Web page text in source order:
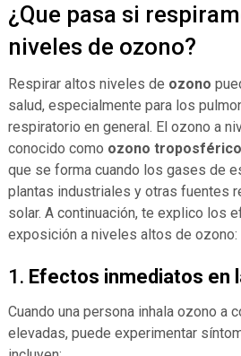
¿Que pasa si
niveles de ozono?
Respirar altos niveles de ozono
salud, especialmente para los
respiratorio en general. El ozono a
conocido como ozono troposférico
que se forma cuando los gases de
plantas industriales y otras fuentes
solar. A continuación, te explico los
exposición a niveles altos de ozono:
1. Efectos inmediatos en
Cuando una persona inhala ozono a
elevadas, puede experimentar